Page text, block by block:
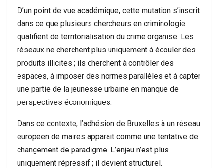
D’un point de vue académique, cette mutation s’inscrit
dans ce que plusieurs chercheurs en criminologie
qualifient de territorialisation du crime organisé. Les
réseaux ne cherchent plus uniquement à écouler des
produits illicites ; ils cherchent à contrôler des
espaces, à imposer des normes parallèles et à capter
une partie de la jeunesse urbaine en manque de
perspectives économiques.
Dans ce contexte, l’adhésion de Bruxelles à un réseau
européen de maires apparaît comme une tentative de
changement de paradigme. L’enjeu n’est plus
uniquement répressif ; il devient structurel.